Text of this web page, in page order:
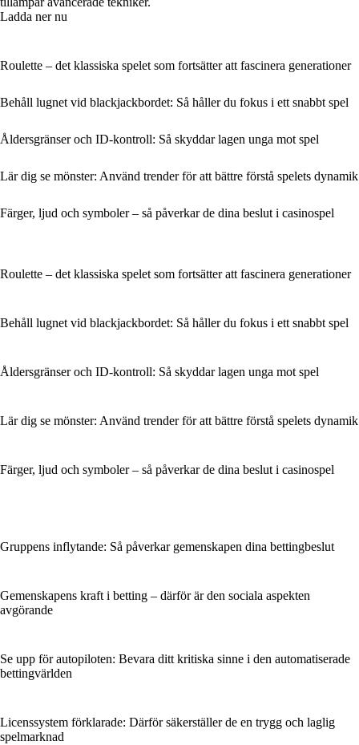
Ladda ner nu
Roulette – det klassiska spelet som fortsätter att fascinera generationer
Behåll lugnet vid blackjackbordet: Så håller du fokus i ett snabbt spel
Åldersgränser och ID-kontroll: Så skyddar lagen unga mot spel
Lär dig se mönster: Använd trender för att bättre förstå spelets dynamik
Färger, ljud och symboler – så påverkar de dina beslut i casinospel
Roulette – det klassiska spelet som fortsätter att fascinera generationer
Behåll lugnet vid blackjackbordet: Så håller du fokus i ett snabbt spel
Åldersgränser och ID-kontroll: Så skyddar lagen unga mot spel
Lär dig se mönster: Använd trender för att bättre förstå spelets dynamik
Färger, ljud och symboler – så påverkar de dina beslut i casinospel
Gruppens inflytande: Så påverkar gemenskapen dina bettingbeslut
Gemenskapens kraft i betting – därför är den sociala aspekten
avgörande
Se upp för autopiloten: Bevara ditt kritiska sinne i den automatiserade
bettingvärlden
Licenssystem förklarade: Därför säkerställer de en trygg och laglig
spelmarknad